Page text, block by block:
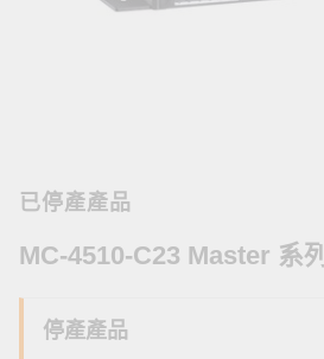
已停產產品
MC-4510-C23 Master 系列
停產產品